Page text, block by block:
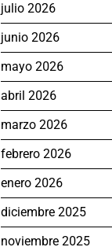
julio 2026
junio 2026
mayo 2026
abril 2026
marzo 2026
febrero 2026
enero 2026
diciembre 2025
noviembre 2025